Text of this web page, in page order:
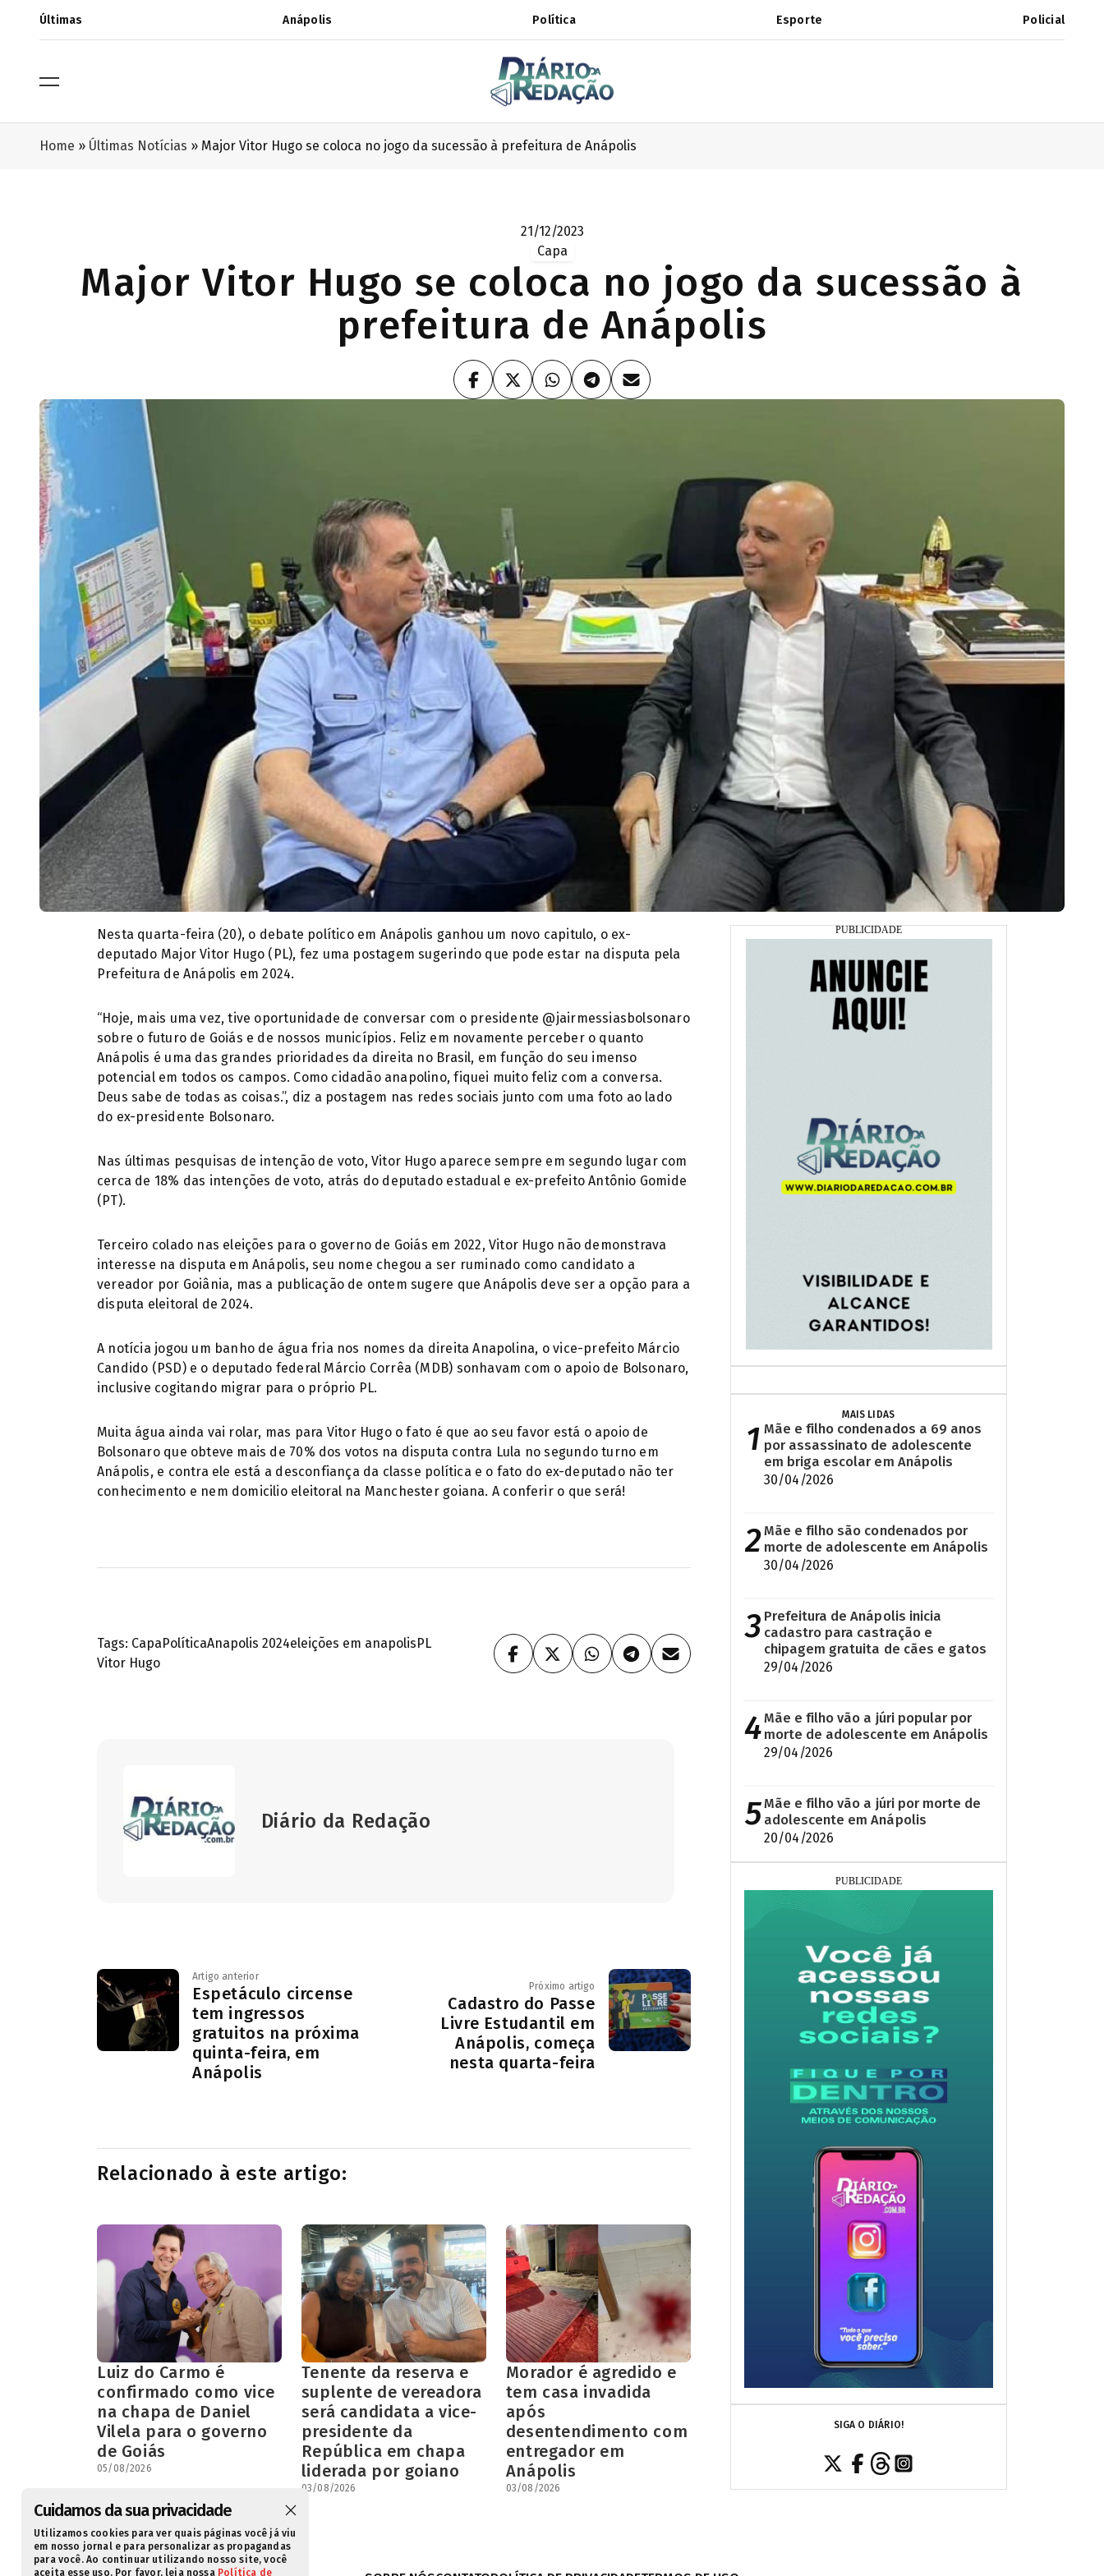
Cuidamos da sua privacidade
Utilizamos cookies para ver quais páginas você já viu
em nosso jornal e para personalizar as propagandas
para você. Ao continuar utilizando nosso site, você
aceita esse uso. Por favor, leia nossa Política de
Últimas Anápolis Política Esporte Policial
Home » Últimas Notícias » Major Vitor Hugo se coloca no jogo da sucessão à prefeitura de Anápolis
21/12/2023
Capa
Major Vitor Hugo se coloca no jogo da sucessão à
prefeitura de Anápolis
Nesta quarta-feira (20), o debate político em Anápolis ganhou um novo capitulo, o ex-
deputado Major Vitor Hugo (PL), fez uma postagem sugerindo que pode estar na disputa pela
Prefeitura de Anápolis em 2024.
“Hoje, mais uma vez, tive oportunidade de conversar com o presidente @jairmessiasbolsonaro
sobre o futuro de Goiás e de nossos municípios. Feliz em novamente perceber o quanto
Anápolis é uma das grandes prioridades da direita no Brasil, em função do seu imenso
potencial em todos os campos. Como cidadão anapolino, fiquei muito feliz com a conversa.
Deus sabe de todas as coisas.”, diz a postagem nas redes sociais junto com uma foto ao lado
do ex-presidente Bolsonaro.
Nas últimas pesquisas de intenção de voto, Vitor Hugo aparece sempre em segundo lugar com
cerca de 18% das intenções de voto, atrás do deputado estadual e ex-prefeito Antônio Gomide
(PT).
Terceiro colado nas eleições para o governo de Goiás em 2022, Vitor Hugo não demonstrava
interesse na disputa em Anápolis, seu nome chegou a ser ruminado como candidato a
vereador por Goiânia, mas a publicação de ontem sugere que Anápolis deve ser a opção para a
disputa eleitoral de 2024.
A notícia jogou um banho de água fria nos nomes da direita Anapolina, o vice-prefeito Márcio
Candido (PSD) e o deputado federal Márcio Corrêa (MDB) sonhavam com o apoio de Bolsonaro,
inclusive cogitando migrar para o próprio PL.
Muita água ainda vai rolar, mas para Vitor Hugo o fato é que ao seu favor está o apoio de
Bolsonaro que obteve mais de 70% dos votos na disputa contra Lula no segundo turno em
Anápolis, e contra ele está a desconfiança da classe política e o fato do ex-deputado não ter
conhecimento e nem domicilio eleitoral na Manchester goiana. A conferir o que será!
Tags: CapaPolíticaAnapolis 2024eleições em anapolisPL
Vitor Hugo
Diário da Redação
Artigo anterior
Espetáculo circense
tem ingressos
gratuitos na próxima
quinta-feira, em
Anápolis
Próximo artigo
Cadastro do Passe
Livre Estudantil em
Anápolis, começa
nesta quarta-feira
Relacionado à este artigo:
Luiz do Carmo é
confirmado como vice
na chapa de Daniel
Vilela para o governo
de Goiás
05/08/2026
Tenente da reserva e
suplente de vereadora
será candidata a vice-
presidente da
República em chapa
liderada por goiano
03/08/2026
Morador é agredido e
tem casa invadida
após
desentendimento com
entregador em
Anápolis
03/08/2026
MAIS LIDAS
1 Mãe e filho condenados a 69 anos
por assassinato de adolescente
em briga escolar em Anápolis
30/04/2026
2Mãe e filho são condenados por
morte de adolescente em Anápolis
30/04/2026
3 Prefeitura de Anápolis inicia
cadastro para castração e
chipagem gratuita de cães e gatos
29/04/2026
4Mãe e filho vão a júri popular por
morte de adolescente em Anápolis
29/04/2026
5Mãe e filho vão a júri por morte de
adolescente em Anápolis
20/04/2026
SIGA O DIÁRIO!